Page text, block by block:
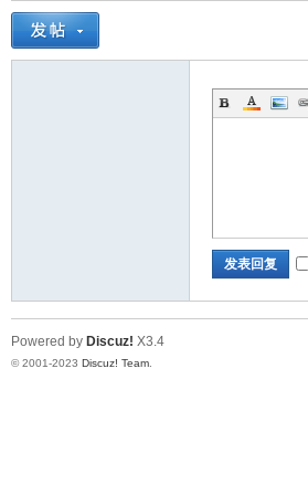
发表回复
Powered by Discuz! X3.4
© 2001-2023 Discuz! Team.